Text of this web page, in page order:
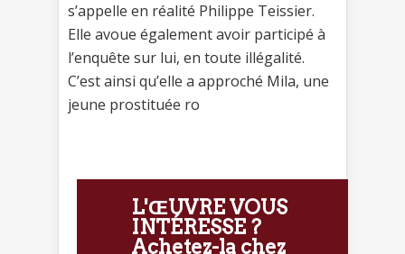
s’appelle en réalité Philippe Teissier.
Elle avoue également avoir participé à
l’enquête sur lui, en toute illégalité.
C’est ainsi qu’elle a approché Mila, une
jeune prostituée ro
L'ŒUVRE VOUS
INTÉRESSE ?
Achetez-la chez